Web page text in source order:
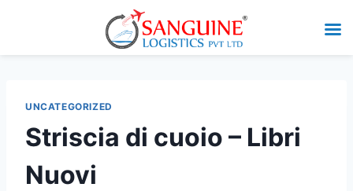
UNCATEGORIZED
Striscia di cuoio – Libri
Nuovi